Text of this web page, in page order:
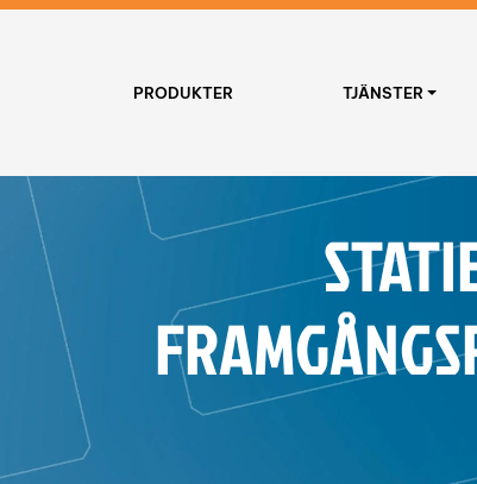
PRODUKTER TJÄNSTER